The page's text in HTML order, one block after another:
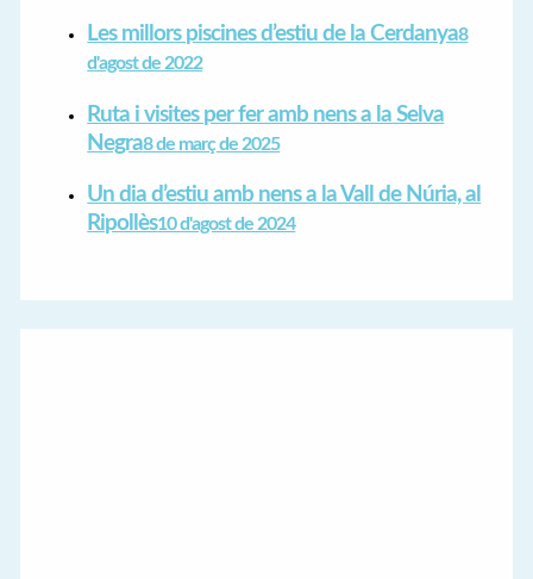
Les millors piscines d’estiu de la Cerdanya8
d'agost de 2022
Ruta i visites per fer amb nens a la Selva
Negra8 de març de 2025
Un dia d’estiu amb nens a la Vall de Núria, al
Ripollès10 d'agost de 2024